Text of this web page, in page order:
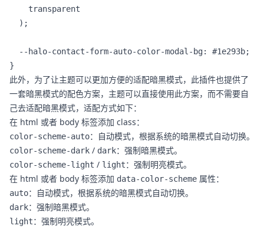
    transparent
  );
  --halo-contact-form-auto-color-modal-bg: #1e293b;
}
此外，为了让主题可以更加方便的适配暗黑模式，此插件也提供了
一套暗黑模式的配色方案，主题可以直接使用此方案，而不需要自
己去适配暗黑模式，适配方式如下：
在 html 或者 body 标签添加 class：
color-scheme-auto：自动模式，根据系统的暗黑模式自动切换。
color-scheme-dark / dark：强制暗黑模式。
color-scheme-light / light：强制明亮模式。
在 html 或者 body 标签添加 data-color-scheme 属性：
auto：自动模式，根据系统的暗黑模式自动切换。
dark：强制暗黑模式。
light：强制明亮模式。